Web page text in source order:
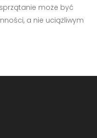
może być
a nie uciążliwym